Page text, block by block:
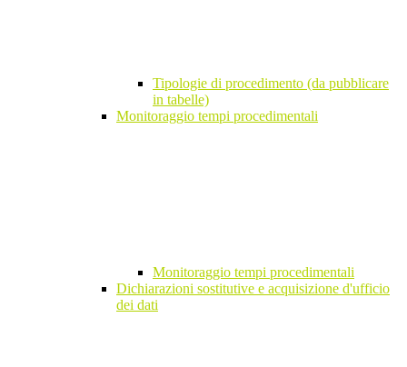
Tipologie di procedimento (da pubblicare
in tabelle)
Monitoraggio tempi procedimentali
Monitoraggio tempi procedimentali
Dichiarazioni sostitutive e acquisizione d'ufficio
dei dati